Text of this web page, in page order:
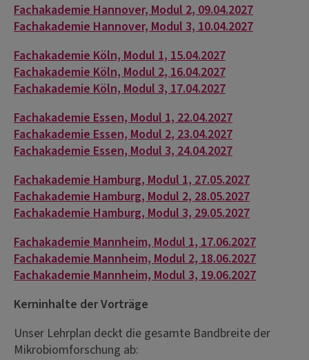
Fachakademie Hannover, Modul 2, 09.04.2027
Fachakademie Hannover, Modul 3, 10.04.2027
Fachakademie Köln, Modul 1, 15.04.2027
Fachakademie Köln, Modul 2, 16.04.2027
Fachakademie Köln, Modul 3, 17.04.2027
Fachakademie Essen, Modul 1, 22.04.2027
Fachakademie Essen, Modul 2, 23.04.2027
Fachakademie Essen, Modul 3, 24.04.2027
Fachakademie Hamburg, Modul 1, 27.05.2027
Fachakademie Hamburg, Modul 2, 28.05.2027
Fachakademie Hamburg, Modul 3, 29.05.2027
Fachakademie Mannheim, Modul 1, 17.06.2027
Fachakademie Mannheim, Modul 2, 18.06.2027
Fachakademie Mannheim, Modul 3, 19.06.2027
Kerninhalte der Vorträge
Unser Lehrplan deckt die gesamte Bandbreite der
Mikrobiomforschung ab: